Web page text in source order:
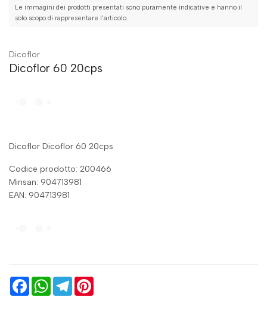
Le immagini dei prodotti presentati sono puramente indicative e hanno il
solo scopo di rappresentare l'articolo.
Dicoflor
Dicoflor 60 20cps
Dicoflor Dicoflor 60 20cps
Codice prodotto: 200466
Minsan: 904713981
EAN: 904713981
FacebookWhatsAppTelegram